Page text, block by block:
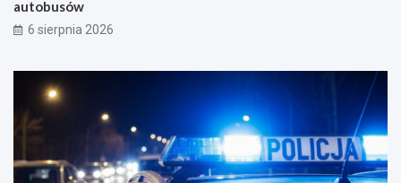
autobusów
6 sierpnia 2026